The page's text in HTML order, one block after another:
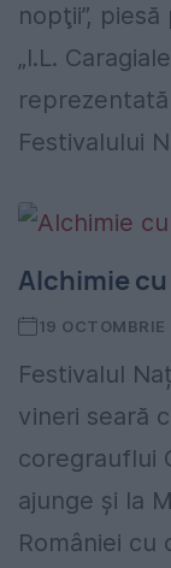
nopţii”,
„I.L.
Festivalului
Alchimie
19 OCTOMBRIE
Festivalul
vineri seară
coregrauflui
ajunge și la
României cu